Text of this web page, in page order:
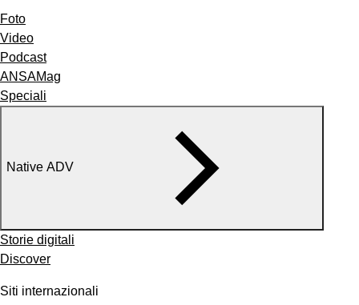
Foto
Video
Podcast
ANSAMag
Speciali
Native ADV
Storie digitali
Discover
Siti internazionali